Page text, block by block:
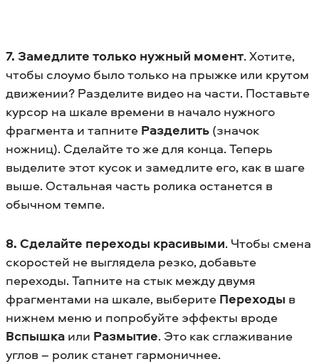
7. Замедлите только нужный момент. Хотите,
чтобы слоумо было только на прыжке или крутом
движении? Разделите видео на части. Поставьте
курсор на шкале времени в начало нужного
фрагмента и тапните Разделить (значок
ножниц). Сделайте то же для конца. Теперь
выделите этот кусок и замедлите его, как в шаге
выше. Остальная часть ролика останется в
обычном темпе.
8. Сделайте переходы красивыми. Чтобы смена
скоростей не выглядела резко, добавьте
переходы. Тапните на стык между двумя
фрагментами на шкале, выберите Переходы в
нижнем меню и попробуйте эффекты вроде
Вспышка или Размытие. Это как сглаживание
углов – ролик станет гармоничнее.